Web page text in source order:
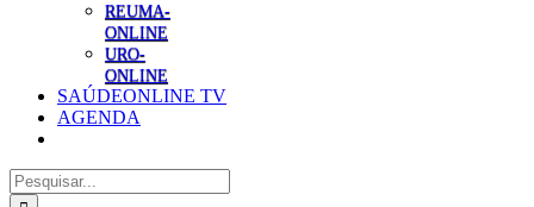
REUMA-
ONLINE
URO-
ONLINE
SAÚDEONLINE TV
AGENDA
Pesquisar